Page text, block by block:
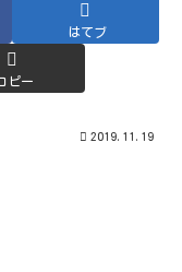
はてブ
ピー
2019.11.19